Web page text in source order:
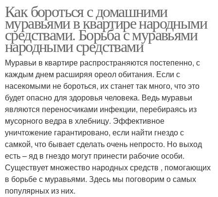
Как бороться с домашними
муравьями в квартире народными
средствами. Борьба с муравьями
народными средствами
Муравьи в квартире распространяются постепенно, с
каждым днем расширяя ореол обитания. Если с
насекомыми не бороться, их станет так много, что это
будет опасно для здоровья человека. Ведь муравьи
являются переносчиками инфекции, перебираясь из
мусорного ведра в хлебницу. Эффективное
уничтожение гарантировано, если найти гнездо с
самкой, что бывает сделать очень непросто. Но выход
есть – яд в гнездо могут принести рабочие особи.
Существует множество народных средств , помогающих
в борьбе с муравьями. Здесь мы поговорим о самых
популярных из них.